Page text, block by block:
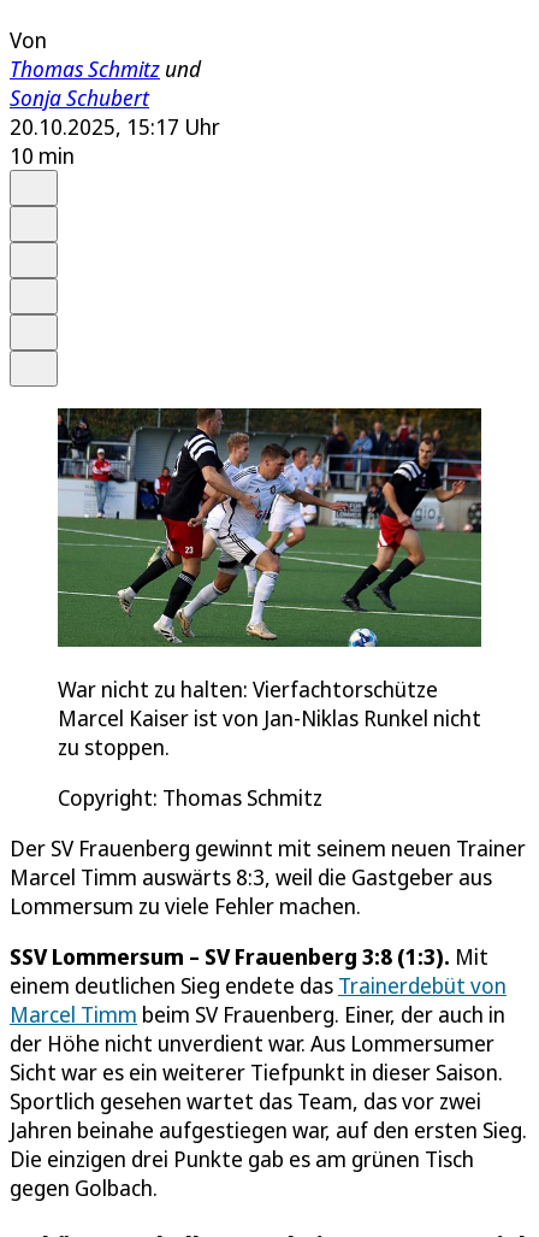
Von
Thomas Schmitz und
Sonja Schubert
20.10.2025, 15:17 Uhr
10 min
War nicht zu halten: Vierfachtorschütze
Marcel Kaiser ist von Jan-Niklas Runkel nicht
zu stoppen.
Copyright: Thomas Schmitz
Der SV Frauenberg gewinnt mit seinem neuen Trainer
Marcel Timm auswärts 8:3, weil die Gastgeber aus
Lommersum zu viele Fehler machen.
SSV Lommersum – SV Frauenberg 3:8 (1:3). Mit
einem deutlichen Sieg endete das Trainerdebüt von
Marcel Timm beim SV Frauenberg. Einer, der auch in
der Höhe nicht unverdient war. Aus Lommersumer
Sicht war es ein weiterer Tiefpunkt in dieser Saison.
Sportlich gesehen wartet das Team, das vor zwei
Jahren beinahe aufgestiegen war, auf den ersten Sieg.
Die einzigen drei Punkte gab es am grünen Tisch
gegen Golbach.